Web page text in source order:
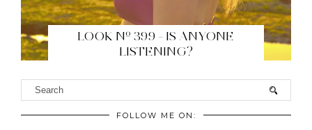
LOOK Nº 399 - IS ANYONE
LISTENING?
FOLLOW ME ON: